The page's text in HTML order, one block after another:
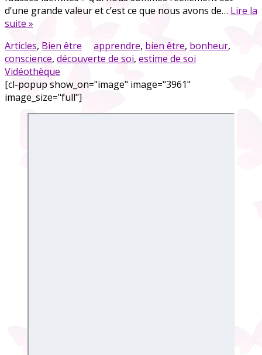
d’une grande valeur et c’est ce que nous avons de… Lire la
suite »
Articles, Bien être apprendre, bien être, bonheur,
conscience, découverte de soi, estime de soi
Vidéothèque
[cl-popup show_on="image" image="3961"
image_size="full"]